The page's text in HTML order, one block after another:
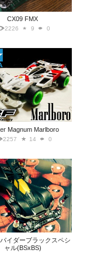
CX09 FMX
2226 9 0
Magnum Marlboro
2257 14 0
イダーブラックスペシ
ャル(BSxBS)